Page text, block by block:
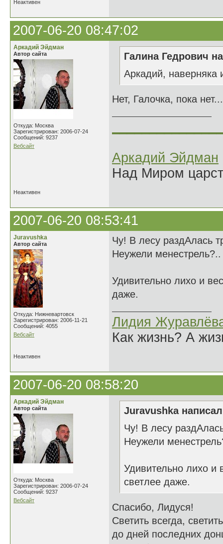
Неактивен
2007-06-20 08:47:02
Аркадий Эйдман
Автор сайта
Откуда: Москва
Зарегистрирован: 2006-07-24
Сообщений: 9237
Вебсайт
Галина Гедрович
Аркадий,
Нет, Галочка, пока
Аркадий Эйдман
Над Миром
Неактивен
2007-06-20 08:53:41
Juravushka
Автор сайта
Откуда: Нижневартовск
Зарегистрирован: 2006-11-21
Сообщений: 4055
Вебсайт
Чу! В лесу раздАлась
Неужели менестрель?..
Удивительно лихо и
даже.
Лидия
Как жизнь? А
Неактивен
2007-06-20 08:58:20
Аркадий Эйдман
Автор сайта
Откуда: Москва
Зарегистрирован: 2006-07-24
Сообщений: 9237
Вебсайт
Juravushka
Чу! В лесу
Неужели
Удивительно лихо и
светлее даже.
Спасибо, Лидуся!
Светить всегда,
до дней последних